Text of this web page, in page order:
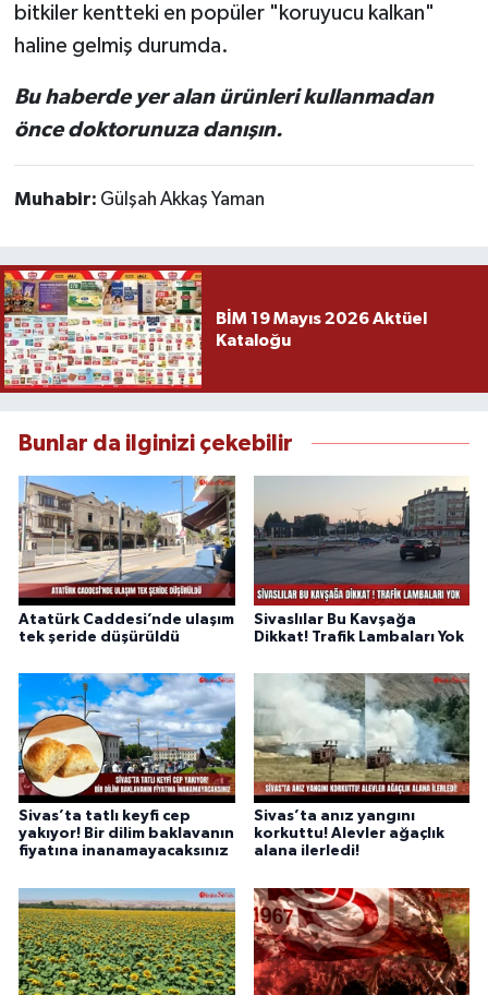
bitkiler kentteki en popüler "koruyucu kalkan"
haline gelmiş durumda.
Bu haberde yer alan ürünleri kullanmadan
önce doktorunuza danışın.
Muhabir: Gülşah Akkaş Yaman
BİM 19 Mayıs 2026 Aktüel
Kataloğu
Bunlar da ilginizi çekebilir
Atatürk Caddesi’nde ulaşım
tek şeride düşürüldü
Sivaslılar Bu Kavşağa
Dikkat! Trafik Lambaları Yok
Sivas’ta tatlı keyfi cep
yakıyor! Bir dilim baklavanın
fiyatına inanamayacaksınız
Sivas’ta anız yangını
korkuttu! Alevler ağaçlık
alana ilerledi!